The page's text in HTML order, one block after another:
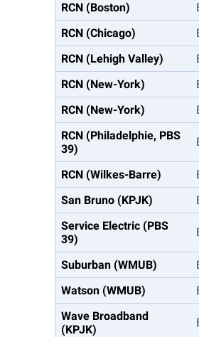
RCN (Boston)
RCN (Chicago)
RCN (Lehigh Valley)
RCN (New-York)
RCN (New-York)
RCN (Philadelphie, PBS
39)
RCN (Wilkes-Barre)
San Bruno (KPJK)
Service Electric (PBS
39)
Suburban (WMUB)
Watson (WMUB)
Wave Broadband
(KPJK)